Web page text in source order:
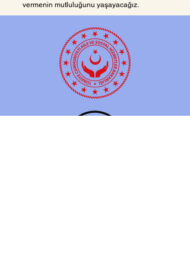
vermenin mutluluğunu yaşayacağız.